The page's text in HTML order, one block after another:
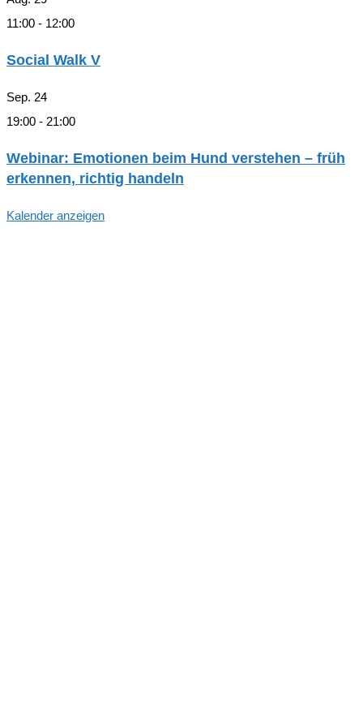
11:00 - 12:00
Social Walk V
Sep. 24
19:00 - 21:00
Webinar: Emotionen beim Hund verstehen – früh
erkennen, richtig handeln
Kalender anzeigen